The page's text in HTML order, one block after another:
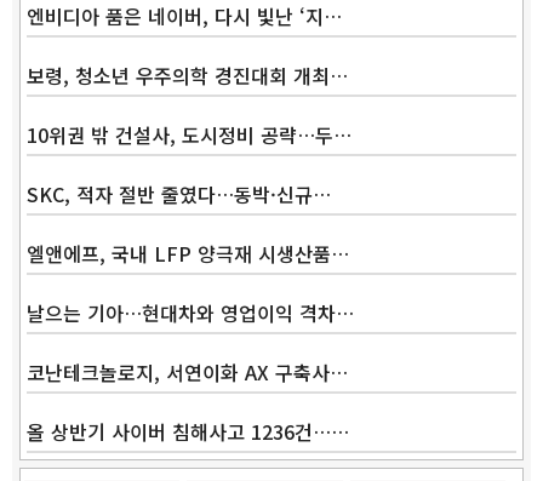
엔비디아 품은 네이버, 다시 빛난 ‘지…
보령, 청소년 우주의학 경진대회 개최…
10위권 밖 건설사, 도시정비 공략…두…
SKC, 적자 절반 줄였다…동박·신규…
엘앤에프, 국내 LFP 양극재 시생산품…
날으는 기아…현대차와 영업이익 격차…
코난테크놀로지, 서연이화 AX 구축사…
올 상반기 사이버 침해사고 1236건……